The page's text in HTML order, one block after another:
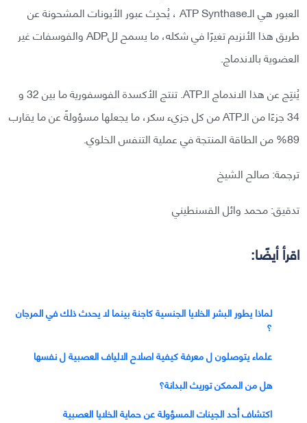
العبور هي الـATP Synthase ، يُحدِث عبور الأيونات المشحونة عن
طريق هذا الأنزيم تغيرًا في شكله، ما يسمح للADP والفوسفات غير
العضوية بالاندماج.
يُنتِج عن هذا الاندماج الـATP. تنتج الأكسدة الفوسفورية ما بين 32 و
34 جزءًا من الـATP من كل جزيء سكر، ما يجعلها مسؤولةً عن ما يقارب
89% من الطاقة المنتجة في عملية التنفس الخلوي.
ترجمة: صالح الشيخ
تدقيق: محمد وائل القسنطيني
اقرأ أيضًا:
لماذا يطور البشر الخلايا الجنسية كاجنة بينما لا يحدث ذلك في المرجان
؟
علماء يتوصلون ل معرفة كيفية اصلاح الالياف العصبية ل نفسها
هل من الممكن توريث البدانة؟
اكتشاف أحد الجينات المسؤولة عن حماية الخلايا العصبية